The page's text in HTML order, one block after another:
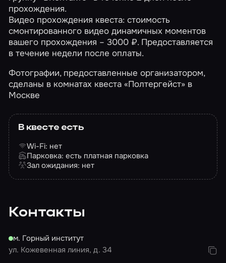
прохождения.
Видео прохождения квеста: стоимость
смонтированного видео динамичных моментов
вашего прохождения – 3000 ₽. Предоставляется
в течение недели после оплаты.
Фотографии, предоставленные организатором,
сделаны в комнатах квеста «Полтергейст» в
Москве
В квесте есть
Wi-Fi: нет
Парковка: есть платная парковка
Зал ожидания: нет
Контакты
м. Горный институт
ул. Кожевенная линия, д. 34